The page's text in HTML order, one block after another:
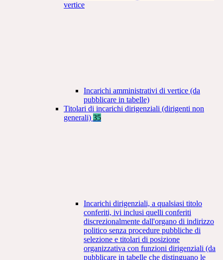
vertice
Incarichi amministrativi di vertice (da
pubblicare in tabelle)
Titolari di incarichi dirigenziali (dirigenti non
generali) 35
Incarichi dirigenziali, a qualsiasi titolo
conferiti, ivi inclusi quelli conferiti
discrezionalmente dall'organo di indirizzo
politico senza procedure pubbliche di
selezione e titolari di posizione
organizzativa con funzioni dirigenziali (da
pubblicare in tabelle che distinguano le